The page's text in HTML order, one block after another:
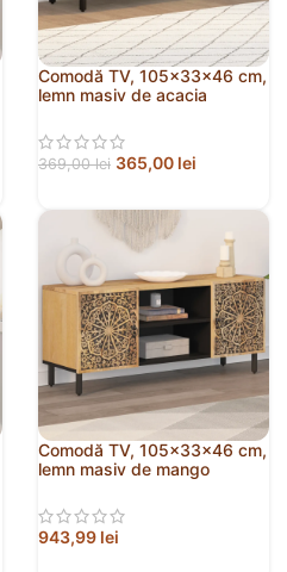
Comodă TV, 105x33x46 cm,
lemn masiv de acacia
369,00lei 365,00 lei
Comodă TV, 105x33x46 cm,
lemn masiv de mango
943,99 lei